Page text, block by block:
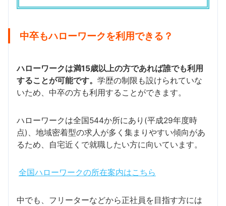
中卒もハローワークを利用できる？
ハローワークは満15歳以上の方であれば誰でも利用
することが可能です。 学歴の制限も設けられていな
いため、中卒の方も利用することができます。
ハローワークは全国544か所にあり(平成29年度時
点)、地域密着型の求人が多く集まりやすい傾向があ
るため、自宅近くで就職したい方に向いています。
全国ハローワークの所在案内はこちら
中でも、フリーターなどから正社員を目指す方には